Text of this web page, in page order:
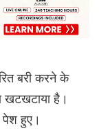
बरी करने के
खटखटाया है।
पेश हुए।